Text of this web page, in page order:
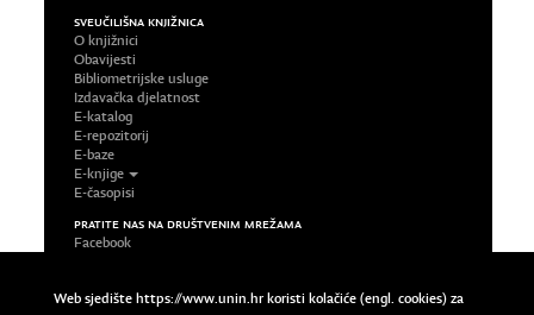
SVEUČILIŠNA KNJIŽNICA
O knjižnici
Obavijesti
Bibliometrijske usluge
Izdavačka djelatnost
E-katalog
E-repozitorij
E-baze
E-knjige
E-časopisi
PRATITE NAS NA DRUŠTVENIM MREŽAMA
Facebook
Twitter
Web sjedište https://www.unin.hr koristi kolačiće (engl. cookies) za